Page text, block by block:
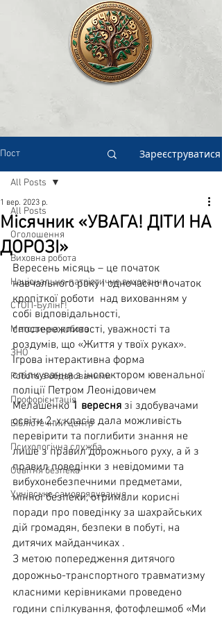
Пост Зареєструватися
All Posts
Оголошення
Виховна робота
Національно-патріотичне виховання
СТОП-Булінг!
Методична робота
ЗНО
Робота з обдарованими
Профорієнтація
Бібліотечний центр
Психологічна служба
Освітня безпека
Учнівське самоврядування
All Posts
Місячник «УВАГА! ДІТИ НА
ДОРОЗІ»
1 вер. 2023 р.
Вересень місяць – це початок
навчального року і одночасно початок
кропіткої роботи  над вихованням у
собі відповідальності,
спостережливості, уважності та
роздумів, що «Життя у твоїх руках».
Ігрова інтерактивна форма
спілкування з інспектором ювенальної
поліції Петром Леонідовичем
Мелашенко 1 вересня зі здобувачами
освіти 2-х класів дала можливість
перевірити та поглибити знання не
лише з правил дорожнього руху, а й з
правил поведінки з невідомими та
вибухонебезпечними предметами,
мінної безпеки, отримали корисні
поради про поведінку за шахрайських
дій громадян, безпеки в побуті, на
дитячих майданчиках .
З метою попередження дитячого
дорожньо-транспортного травматизму
класними керівниками проведено
години спілкування, фотофлешмоб «Ми